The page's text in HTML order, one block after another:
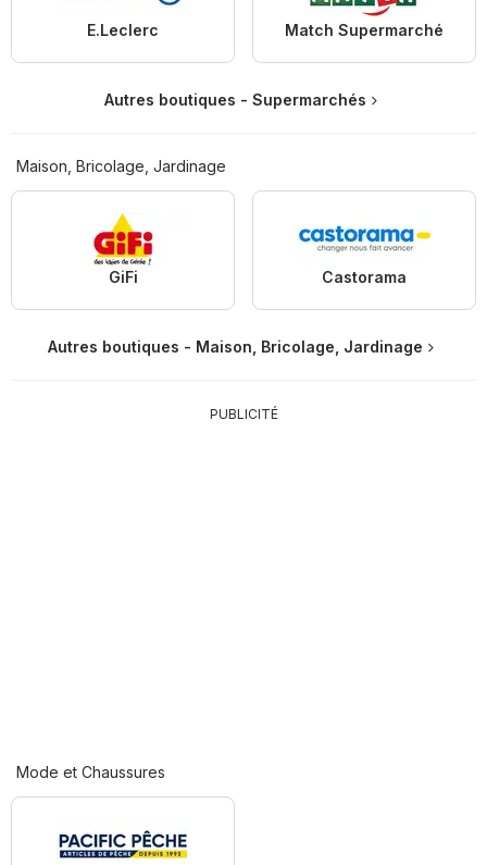
E.Leclerc Match Supermarché
Autres boutiques - Supermarchés
Maison, Bricolage, Jardinage
GiFi Castorama
Autres boutiques - Maison, Bricolage, Jardinage
PUBLICITÉ
Mode et Chaussures